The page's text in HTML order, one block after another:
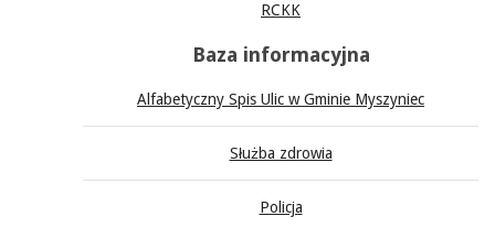
RCKK
Baza informacyjna
Alfabetyczny Spis Ulic w Gminie Myszyniec
Służba zdrowia
Policja